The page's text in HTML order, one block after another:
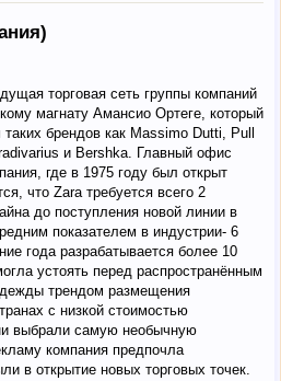
торговая сеть группы компаний
магнату Амансио Ортеге, который
брендов как Massimo Dutti, Pull
и Bershka. Главный офис
где в 1975 году был открыт
что Zara требуется всего 2
до поступления новой линии в
показателем в индустрии- 6
года разрабатывается более 10
устоять перед распространённым
трендом размещения
с низкой стоимостью
выбрали самую необычную
компания предпочла
в открытие новых торговых точек.